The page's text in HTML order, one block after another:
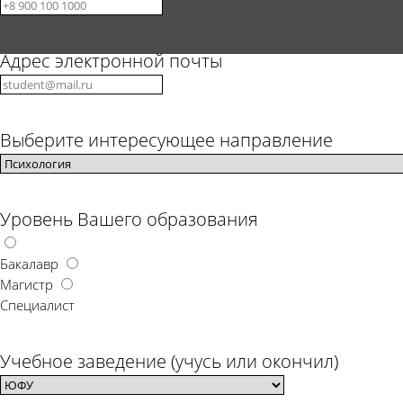
Науки об
Адрес электронной почты
Выберите интересующее направление
Уровень Вашего образования
Бакалавр
Магистр
Специалист
Учебное заведение (учусь или окончил)